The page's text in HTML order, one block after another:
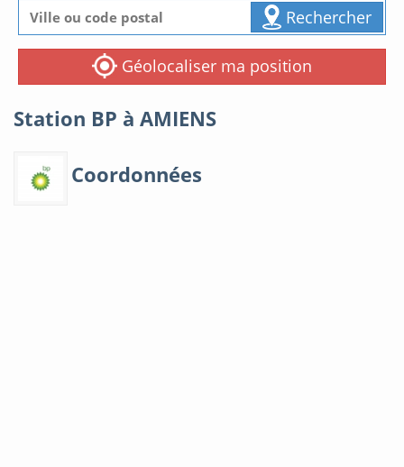
Rechercher
Géolocaliser ma position
Station BP à AMIENS
Coordonnées